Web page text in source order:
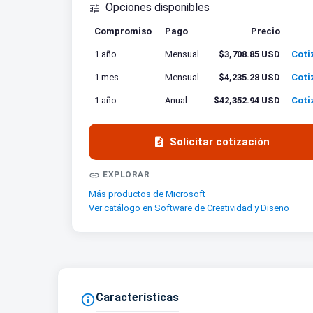
 Opciones disponibles
Compromiso Pago Precio
1 año
Mensual $3,708.85 USD
1 mes Mensual $4,235.28 USD
1 año Anual $42,352.94 USD
 Solicitar cotización
 EXPLORAR
Más productos de Microsoft
Ver catálogo en Software de Creatividad y Diseno
Características